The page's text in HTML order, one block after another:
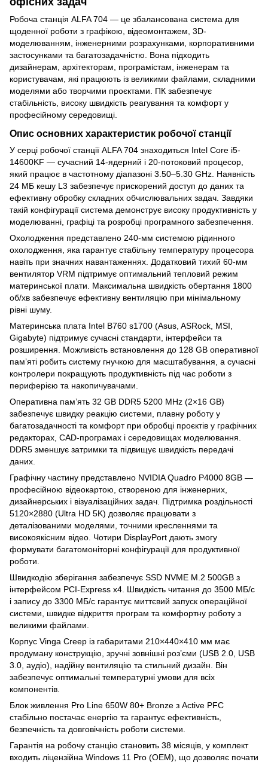
Робоча станція ALFA 704 — це збалансована система для
щоденної роботи з графікою, відеомонтажем, 3D-
моделюванням, інженерними розрахунками, корпоративними
застосунками та багатозадачністю. Вона підходить
дизайнерам, архітекторам, програмістам, інженерам та
користувачам, які працюють із великими файлами, складними
моделями або творчими проєктами. ПК забезпечує
стабільність, високу швидкість реагування та комфорт у
професійному середовищі.
Опис основних характеристик робочої станції
У серці робочої станції ALFA 704 знаходиться Intel Core i5-
14600KF — сучасний 14-ядерний і 20-потоковий процесор,
який працює в частотному діапазоні 3.50–5.30 GHz. Наявність
24 МБ кешу L3 забезпечує прискорений доступ до даних та
ефективну обробку складних обчислювальних задач. Завдяки
такій конфігурації система демонструє високу продуктивність у
моделюванні, графіці та розробці програмного забезпечення.
Охолодження представлено 240-мм системою рідинного
охолодження, яка гарантує стабільну температуру процесора
навіть при значних навантаженнях. Додатковий тихий 60-мм
вентилятор VRM підтримує оптимальний тепловий режим
материнської плати. Максимальна швидкість обертання 1800
об/хв забезпечує ефективну вентиляцію при мінімальному
рівні шуму.
Материнська плата Intel B760 s1700 (Asus, ASRock, MSI,
Gigabyte) підтримує сучасні стандарти, інтерфейси та
розширення. Можливість встановлення до 128 GB оперативної
пам’яті робить систему гнучкою для масштабування, а сучасні
контролери покращують продуктивність під час роботи з
периферією та накопичувачами.
Оперативна пам’ять 32 GB DDR5 5200 MHz (2×16 GB)
забезпечує швидку реакцію системи, плавну роботу у
багатозадачності та комфорт при обробці проєктів у графічних
редакторах, CAD-програмах і середовищах моделювання.
DDR5 зменшує затримки та підвищує швидкість передачі
даних.
Графічну частину представлено NVIDIA Quadro P4000 8GB —
професійною відеокартою, створеною для інженерних,
дизайнерських і візуалізаційних задач. Підтримка роздільності
5120×2880 (Ultra HD 5K) дозволяє працювати з
деталізованими моделями, точними кресленнями та
високоякісним відео. Чотири DisplayPort дають змогу
формувати багатомоніторні конфігурації для продуктивної
роботи.
Швидкодію зберігання забезпечує SSD NVME M.2 500GB з
інтерфейсом PCI-Express x4. Швидкість читання до 3500 МБ/с
і запису до 3300 МБ/с гарантує миттєвий запуск операційної
системи, швидке відкриття програм та комфортну роботу з
великими файлами.
Корпус Vinga Creep із габаритами 210×440×410 мм має
продуману конструкцію, зручні зовнішні роз’єми (USB 2.0, USB
3.0, аудіо), надійну вентиляцію та стильний дизайн. Він
забезпечує оптимальні температурні умови для всіх
компонентів.
Блок живлення Pro Line 650W 80+ Bronze з Active PFC
стабільно постачає енергію та гарантує ефективність,
безпечність та довговічність роботи системи.
Гарантія на робочу станцію становить 38 місяців, у комплект
входить ліцензійна Windows 11 Pro (OEM), що дозволяє почати